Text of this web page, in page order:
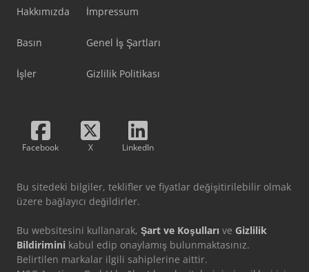
Hakkımızda
Basın
İşler
İmpressum
Genel İş Şartları
Gizlilik Politikası
Facebook X LinkedIn
Bu sitedeki bilgiler, teklifler ve fiyatlar değişitirilebilir olmak
üzere bağlayıcı değildirler.
Bu websitesini kullanarak, Şart ve Koşulları ve Gizlilik
Bildirimini kabul edip onaylamış bulunmaktasınız.
Belirtilen markalar ilgili sahiplerine aittir.